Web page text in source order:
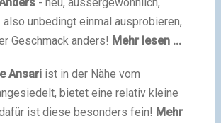
unbedingt einmal ausprobieren,
Geschmack anders! Mehr lesen ...
Ansariist in der Nähe vom
bietet eine relativ kleine
ist diese besonders fein! Mehr